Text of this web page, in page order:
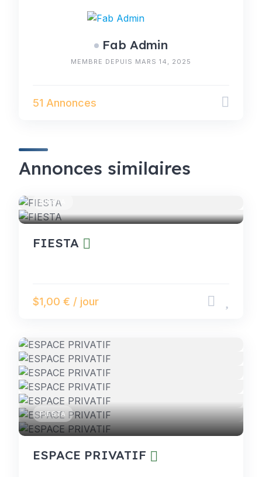
Fab Admin
MEMBRE DEPUIS MARS 14, 2025
51 Annonces
Annonces similaires
FIESTA
FIESTA
$1,00 € / jour
FIESTA
ESPACE PRIVATIF